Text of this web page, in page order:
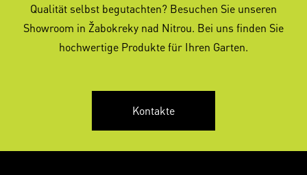
Qualität selbst begutachten? Besuchen Sie unseren
Showroom in Žabokreky nad Nitrou. Bei uns finden Sie
hochwertige Produkte für Ihren Garten.
Kontakte